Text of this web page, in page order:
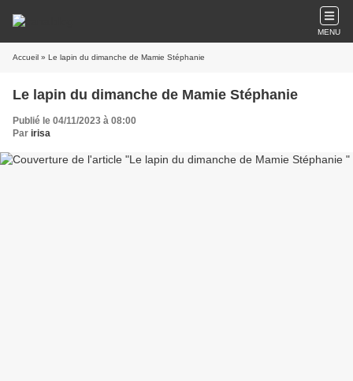
MENU
Accueil » Le lapin du dimanche de Mamie Stéphanie
Le lapin du dimanche de Mamie Stéphanie
Publié le 04/11/2023 à 08:00
Par irisa